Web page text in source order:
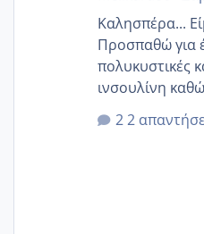
Καλησπέρα...
Προσπαθώ για
πολυκυστικές
ινσουλίνη
κιλά
δεν χάνω εύκολα! Προσπαθώ για
2